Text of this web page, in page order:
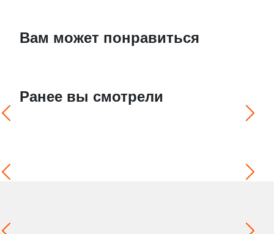
Вам может понравиться
Ранее вы смотрели